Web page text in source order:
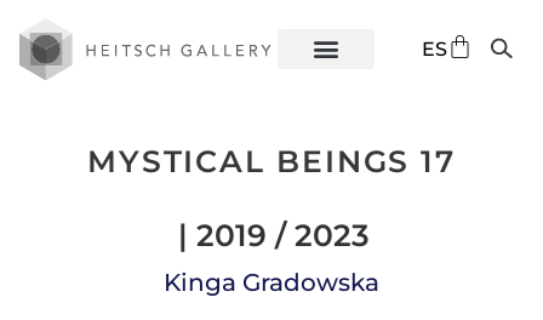
ES
EN
MYSTICAL BEINGS 17
| 2019 / 2023
Kinga Gradowska